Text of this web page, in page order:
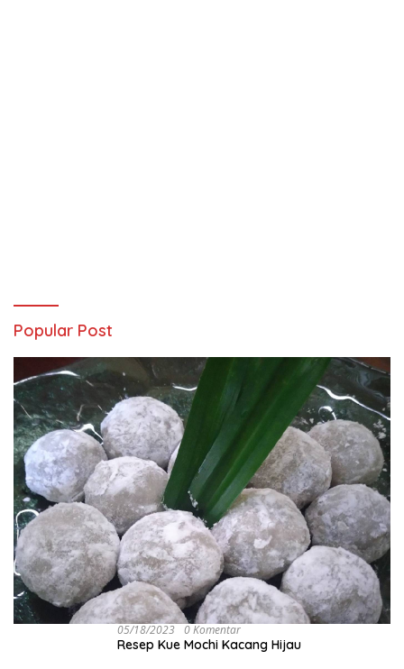
Popular Post
05/18/2023 0 Komentar
Resep Kue Mochi Kacang Hijau